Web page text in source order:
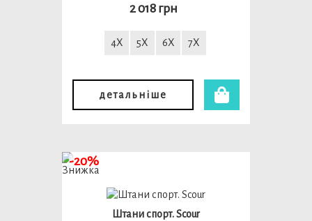
2 018 грн
4X 5X 6X 7X
детальніше
Штани спорт. Scour
-20%